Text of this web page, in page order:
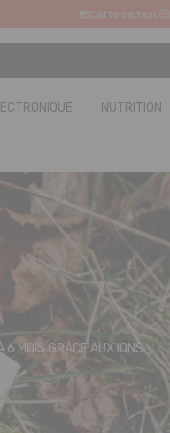
Carte cadeau
NUTRITION
6 MOIS GRÂCE AUX IONS